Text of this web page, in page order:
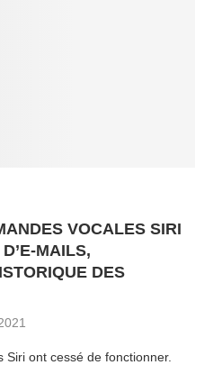
VOCALES SIRI
MAILS,
DES
ont cessé de fonctionner.